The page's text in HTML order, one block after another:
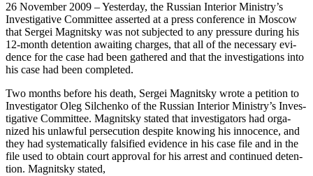
26 Novem­ber 2009 – Yes­ter­day, the Russ­ian Inte­ri­or Ministry’s
Inves­tiga­tive Com­mit­tee assert­ed at a press con­fer­ence in Moscow
that Sergei Mag­nit­sky was not sub­ject­ed to any pres­sure dur­ing his
12-month deten­tion await­ing charges, that all of the nec­es­sary evi­
dence for the case had been gath­ered and that the inves­ti­ga­tions into
his case had been completed.
Two months before his death, Sergei Mag­nit­sky wrote a peti­tion to
Inves­ti­ga­tor Oleg Silchenko of the Russ­ian Inte­ri­or Ministry’s Inves­
tiga­tive Com­mit­tee. Mag­nit­sky stat­ed that inves­ti­ga­tors had orga­
nized his unlaw­ful per­se­cu­tion despite know­ing his inno­cence, and
they had sys­tem­at­i­cal­ly fal­si­fied evi­dence in his case file and in the
file used to obtain court approval for his arrest and con­tin­ued deten­
tion. Mag­nit­sky stated,